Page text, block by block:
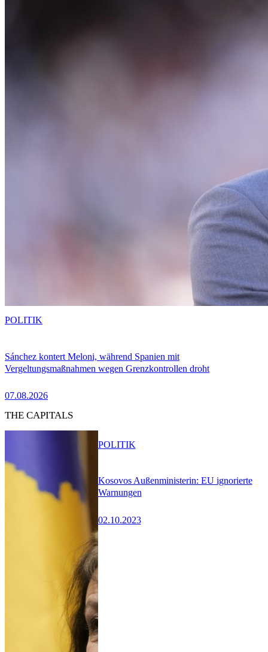
Sánchez kontert Meloni, während Spanien mit
Vergeltungsmaßnahmen wegen Grenzkontrollen droht
07.08.2026
POLITIK
THE CAPITALS
Kosovos Außenministerin: EU ignorierte
Warnungen
02.10.2023
POLITIK